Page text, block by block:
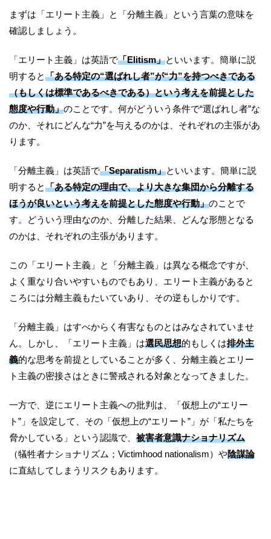
まずは「エリート主義」と「分離主義」という言葉の意味を
確認しましょう。
「エリート主義」は英語で「Elitism」といいます。簡単に説
明すると「ある特定の“選ばれし者”が“力”を持つべきである
（もしくは標準であるべきである）という考えを前提とした
態度や行動」のことです。何がどういう条件で“選ばれし者”な
のか、それにどんな“力”を与えるのかは、それぞれの主張があ
ります。
「分離主義」は英語で「Separatism」といいます。簡単に説
明すると「ある特定の理由で、より大きな集団から分離する
ほうが良いという考えを前提とした態度や行動」のことで
す。どういう理由なのか、分離した結果、どんな形態となる
のかは、それぞれの主張があります。
この「エリート主義」と「分離主義」は異なる概念ですが、
よく重なり合いやすいものでもあり、エリート主義があると
ころには分離主義もたいていあり、その逆もしかりです。
「分離主義」はすべからく有害なものとはみなされていませ
ん。しかし、「エリート主義」は選民思想的もしくは排外主
義的な思考を前提としていることが多く、分離主義とエリー
ト主義の密接さはときに警戒される対象となってきました。
一方で、逆にエリート主義への批判は、「仮想上の“エリー
ト”」を設定して、その「仮想上の“エリート”」が「私たちを
脅かしている」という認識で、 被害者意識ナショナリズム
（犠牲者ナショナリズム；Victimhood nationalism）や陰謀論
に直結してしまうリスクもあります。